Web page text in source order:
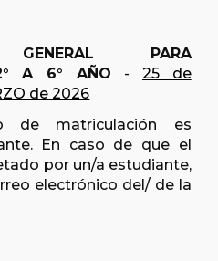
GENERAL PARA
A 6° AÑO - 25 de
de 2026
de matriculación es
En caso de que el
por un/a estudiante,
electrónico del/ de la